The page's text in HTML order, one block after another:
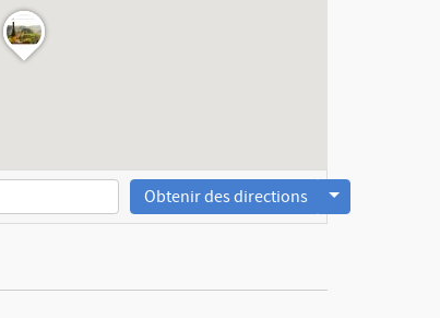
Obtenir des directions